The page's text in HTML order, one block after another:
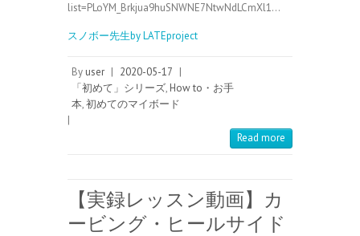
list=PLoYM_Brkjua9huSNWNE7NtwNdLCmXl1…
スノボー先生by LATEproject
By user | 2020-05-17 |
「初めて」シリーズ, How to・お手
本,初めてのマイボード
|
Read more
【実録レッスン動画】カ
ービング・ヒールサイド